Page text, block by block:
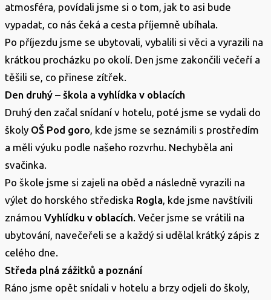
atmosféra, povídali jsme si o tom, jak to asi bude
vypadat, co nás čeká a cesta příjemně ubíhala.
Po příjezdu jsme se ubytovali, vybalili si věci a vyrazili na
krátkou procházku po okolí. Den jsme zakončili večeří a
těšili se, co přinese zítřek.
Den druhý – škola a vyhlídka v oblacích
Druhý den začal snídaní v hotelu, poté jsme se vydali do
školy OŠ Pod goro, kde jsme se seznámili s prostředím
a měli výuku podle našeho rozvrhu. Nechyběla ani
svačinka.
Po škole jsme si zajeli na oběd a následně vyrazili na
výlet do horského střediska Rogla, kde jsme navštívili
známou Vyhlídku v oblacích. Večer jsme se vrátili na
ubytování, navečeřeli se a každý si udělal krátký zápis z
celého dne.
Středa plná zážitků a poznání
Ráno jsme opět snídali v hotelu a brzy odjeli do školy,